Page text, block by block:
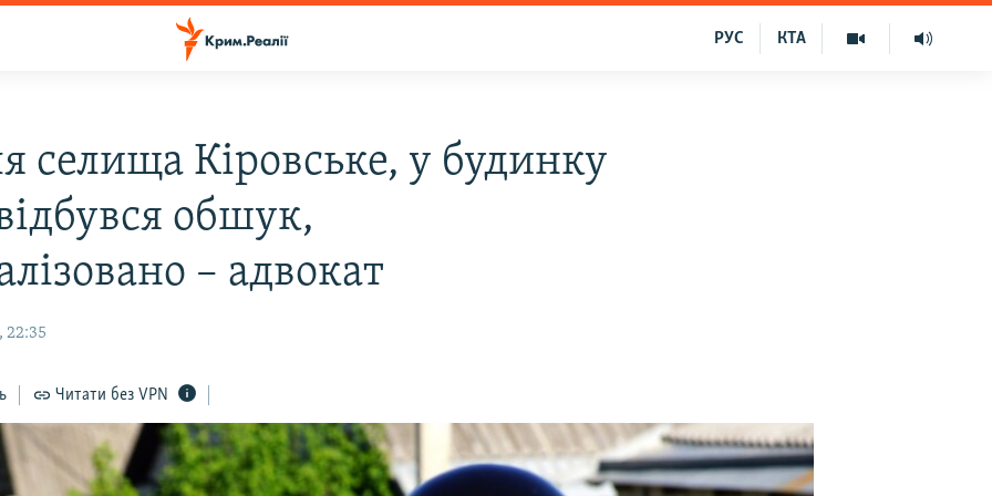
КТА
РУС
селища Кіровське, у будинку
обшук,
– адвокат
22:35
Читати без VPN